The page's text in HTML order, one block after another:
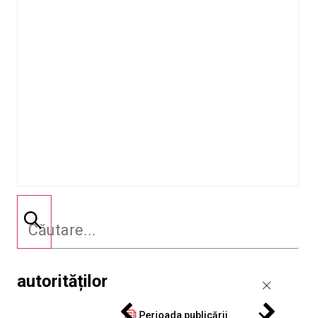
autorităților
Perioada publicării